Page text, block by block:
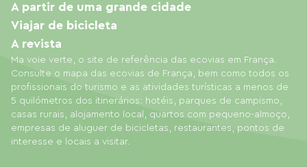
Ma voie verte, o site de referência das ecovias em França.
Consulte o mapa das ecovias de França, bem como todos os
profissionais do turismo e as atividades turísticas a menos de
5 quilómetros dos itinerários: hotéis, parques de campismo,
casas rurais, alojamento local, quartos com pequeno-almoço,
empresas de aluguer de bicicletas, restaurantes, pontos de
interesse e locais a visitar.
A partir de uma grande cidade
Viajar de bicicleta
A revista